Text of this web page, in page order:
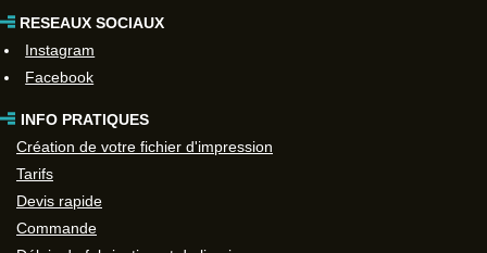
RESEAUX SOCIAUX
Instagram
Facebook
INFO PRATIQUES
Création de votre fichier d'impression
Tarifs
Devis rapide
Commande